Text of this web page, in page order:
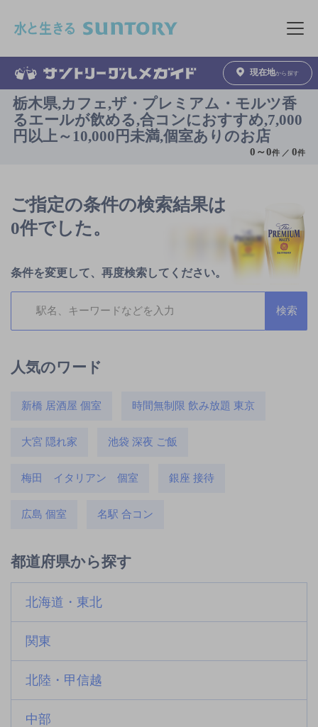
メニュ
現在地から探す
栃木県,カフェ,ザ・プレミアム・モルツ香
るエールが飲める,合コンにおすすめ,7,000
円以上～10,000円未満,個室ありのお店
0 ～0件 ／0件
ご指定の条件の検索結果は
0件でした。
条件を変更して、再度検索してください。
人気のワード
新橋 居酒屋 個室 時間無制限 飲み放題 東京
大宮 隠れ家 池袋 深夜 ご飯
梅田 イタリアン 個室 銀座 接待
広島 個室 名駅 合コン
都道府県から探す
北海道・東北
関東
北陸・甲信越
中部